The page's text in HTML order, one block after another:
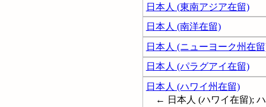
日本人 (東南アジア在留)
日本人 (南洋在留)
日本人 (ニューヨーク州在
日本人 (パラグアイ在留)
日本人 (ハワイ州在留)
← 日本人 (ハワイ在留);